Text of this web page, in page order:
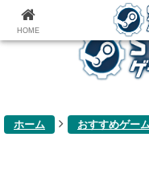
ゲ
ホーム おすすめゲー
HOME